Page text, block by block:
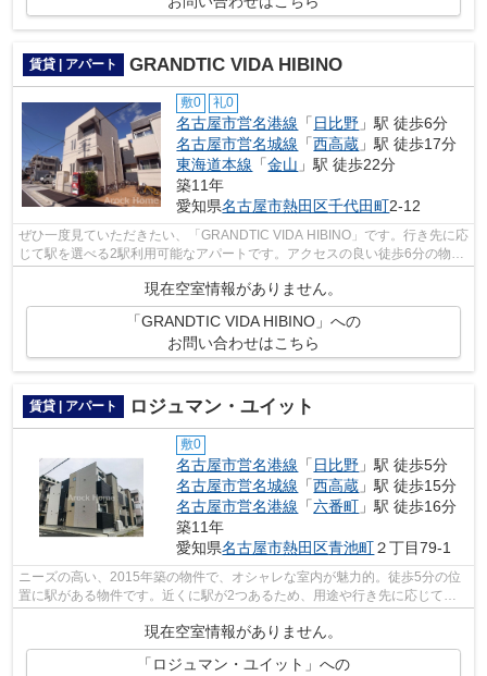
賃貸 | アパート GRANDTIC VIDA HIBINO
敷0 礼0
名古屋市営名港線 「日比野 」駅 徒歩6分
名古屋市営名城線 「西高蔵 」駅 徒歩17分
東海道本線 「金山 」駅 徒歩22分
築11年
愛知県名古屋市熱田区千代田町2-12
ぜひ一度見ていただきたい、「GRANDTIC VIDA HIBINO」です。行き先に応
じて駅を選べる2駅利用可能なアパートです。アクセスの良い徒歩6分の物件
です。2015年築のコチラの物件は、落ち...
現在空室情報がありません。
「GRANDTIC VIDA HIBINO」への
お問い合わせはこちら
賃貸 | アパート ロジュマン・ユイット
敷0
名古屋市営名港線 「 日比野 」駅 徒歩5分
名古屋市営名城線 「西高蔵 」駅 徒歩15分
名古屋市営名港線 「六番町 」駅 徒歩16分
築11年
愛知県名古屋市熱田区青池町２丁目79-1
ニーズの高い、2015年築の物件で、オシャレな室内が魅力的。徒歩5分の位
置に駅がある物件です。近くに駅が2つあるため、用途や行き先に応じて駅
現在空室情報がありません。
「ロジュマン・ユイット」への